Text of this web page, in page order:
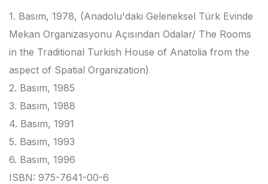
1. Basım, 1978, (Anadolu'daki Geleneksel Türk Evinde
Mekan Organizasyonu Açısından Odalar/ The Rooms
in the Traditional Turkish House of Anatolia from the
aspect of Spatial Organization)
2. Basım, 1985
3. Basım, 1988
4. Basım, 1991
5. Basım, 1993
6. Basım, 1996
ISBN: 975-7641-00-6